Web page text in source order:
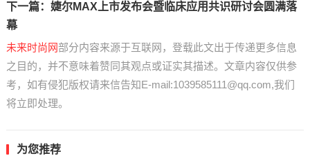
下一篇： 婕尔MAX上市发布会暨临床应用共识研讨会圆满落
幕
未来时尚网部分内容来源于互联网，登载此文出于传递更多信息
之目的，并不意味着赞同其观点或证实其描述。文章内容仅供参
考，如有侵犯版权请来信告知E-mail:1039585111@qq.com,我们
将立即处理。
为您推荐